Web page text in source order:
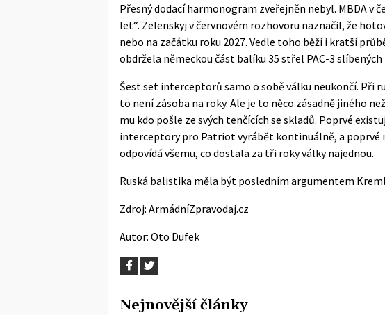
Přesný dodací harmonogram zveřejněn nebyl. MBDA v
let“. Zelenskyj v červnovém rozhovoru naznačil, že
nebo na začátku roku 2027. Vedle toho běží i kratší
obdržela německou část balíku 35 střel PAC-3
Šest set interceptorů samo o sobě válku neukončí. Při
to není zásoba na roky. Ale je to něco zásadně jiného
mu kdo pošle ze svých tenčících se skladů. Poprvé
interceptory pro Patriot vyrábět kontinuálně, a
odpovídá všemu, co dostala za tři roky války najednou.
Ruská balistika měla být posledním argumentem
Zdroj: ArmádníZpravodaj.cz
Autor: Oto Dufek
Nejnovější články